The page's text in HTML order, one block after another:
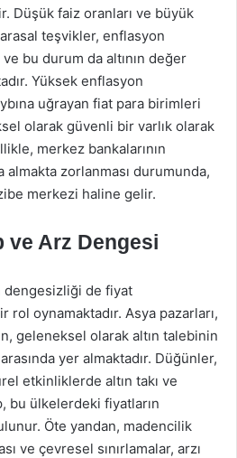
Düşük faiz oranları ve büyük
teşvikler, enflasyon
bu durum da altının değer
Yüksek enflasyon
uğrayan fiat para birimleri
olarak güvenli bir varlık olarak
merkez bankalarının
zorlanması durumunda,
merkezi haline gelir.
ve Arz Dengesi
dengesizliği de fiyat
oynamaktadır. Asya pazarları,
geleneksel olarak altın talebinin
yer almaktadır. Düğünler,
etkinliklerde altın takı ve
bu ülkelerdeki fiyatların
Öte yandan, madencilik
ve çevresel sınırlamalar, arzı